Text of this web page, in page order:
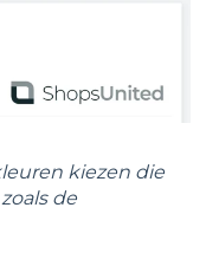
kiezen die
de